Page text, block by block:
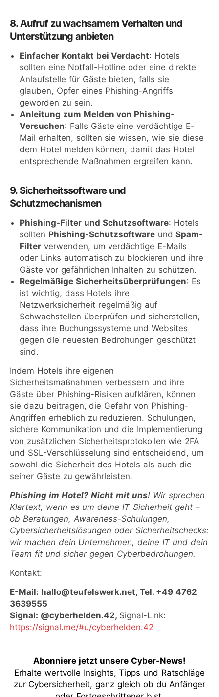
8. Aufruf zu wachsamem Verhalten und
Unterstützung anbieten
Einfacher Kontakt bei Verdacht: Hotels
sollten eine Notfall-Hotline oder eine direkte
Anlaufstelle für Gäste bieten, falls sie
glauben, Opfer eines Phishing-Angriffs
geworden zu sein.
Anleitung zum Melden von Phishing-
Versuchen: Falls Gäste eine verdächtige E-
Mail erhalten, sollten sie wissen, wie sie diese
dem Hotel melden können, damit das Hotel
entsprechende Maßnahmen ergreifen kann.
9. Sicherheitssoftware und
Schutzmechanismen
Phishing-Filter und Schutzsoftware: Hotels
sollten Phishing-SchutzsoftwareundSpam-
Filter verwenden, um verdächtige E-Mails
oder Links automatisch zu blockieren und ihre
Gäste vor gefährlichen Inhalten zu schützen.
Regelmäßige Sicherheitsüberprüfungen: Es
ist wichtig, dass Hotels ihre
Netzwerksicherheit regelmäßig auf
Schwachstellen überprüfen und sicherstellen,
dass ihre Buchungssysteme und Websites
gegen die neuesten Bedrohungen geschützt
sind.
Indem Hotels ihre eigenen
Sicherheitsmaßnahmen verbessern und ihre
Gäste über Phishing-Risiken aufklären, können
sie dazu beitragen, die Gefahr von Phishing-
Angriffen erheblich zu reduzieren. Schulungen,
sichere Kommunikation und die Implementierung
von zusätzlichen Sicherheitsprotokollen wie 2FA
und SSL-Verschlüsselung sind entscheidend, um
sowohl die Sicherheit des Hotels als auch die
seiner Gäste zu gewährleisten.
Phishing im Hotel? Nicht mit uns! Wir sprechen
Klartext, wenn es um deine IT-Sicherheit geht –
ob Beratungen, Awareness-Schulungen,
Cybersicherheitslösungen oder Sicherheitschecks:
wir machen dein Unternehmen, deine IT und dein
Team fit und sicher gegen Cyberbedrohungen.
Kontakt:
E-Mail: hallo@teufelswerk.net, Tel. +49 4762
3639555
Signal: @cyberhelden.42, Signal-Link:
https://signal.me/#u/cyberhelden.42
Abonniere jetzt unsere Cyber-News!
Erhalte wertvolle Insights, Tipps und Ratschläge
zur Cybersicherheit, ganz gleich ob du Anfänger